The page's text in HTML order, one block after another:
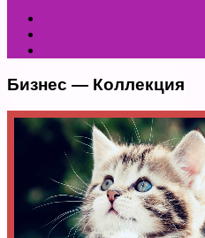
Бизнес — Коллекция